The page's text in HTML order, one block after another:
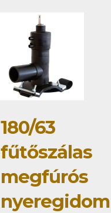
180/63
fűtőszálas
megfúrós
nyeregidom